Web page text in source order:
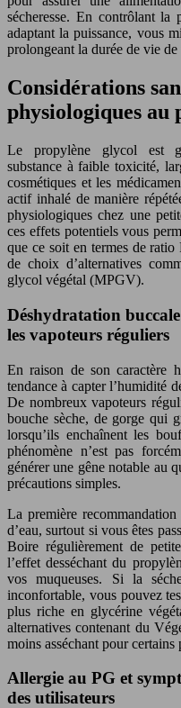
sécheresse. En contrôlant
adaptant la puissance, vous
prolongeant la durée de vie de
Considérations
physiologiques au
Le propylène glycol est
substance à faible toxicité,
cosmétiques et les
actif inhalé de manière
physiologiques chez une
ces effets potentiels vous
que ce soit en termes de
de choix d’alternatives
glycol végétal (MPGV).
Déshydratation buccale
les vapoteurs réguliers
En raison de son caractère
tendance à capter l’humidité
De nombreux vapoteurs
bouche sèche, de gorge qui
lorsqu’ils enchaînent les
phénomène n’est pas
générer une gêne notable au
précautions simples.
La première recommandation
d’eau, surtout si vous êtes
Boire régulièrement de
l’effet desséchant du
vos muqueuses. Si la
inconfortable, vous pouvez
plus riche en glycérine
alternatives contenant du
moins asséchant pour
Allergie au PG et
des utilisateurs